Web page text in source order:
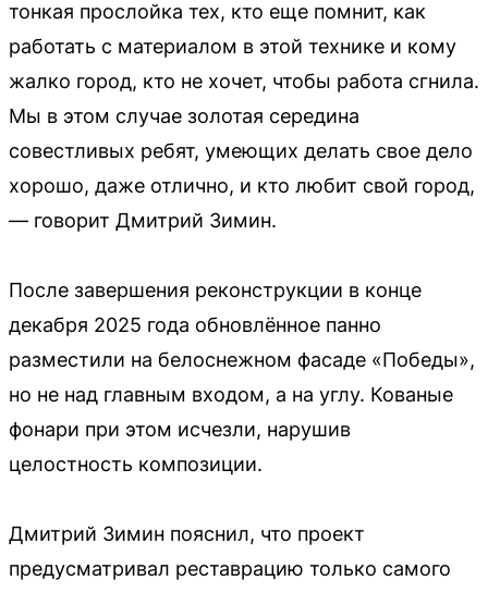
тонкая прослойка тех, кто еще помнит, как
работать с материалом в этой технике и кому
жалко город, кто не хочет, чтобы работа сгнила.
Мы в этом случае золотая середина
совестливых ребят, умеющих делать свое дело
хорошо, даже отлично, и кто любит свой город,
— говорит Дмитрий Зимин.
После завершения реконструкции в конце
декабря 2025 года обновлённое панно
разместили на белоснежном фасаде «Победы»,
но не над главным входом, а на углу. Кованые
фонари при этом исчезли, нарушив
целостность композиции.
Дмитрий Зимин пояснил, что проект
предусматривал реставрацию только самого